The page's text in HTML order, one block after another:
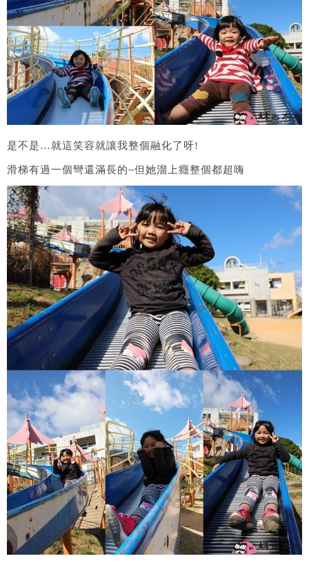
是不是…就這笑容就讓我整個融化了呀!
滑梯有過一個彎還滿長的~但她溜上癮整個都超嗨